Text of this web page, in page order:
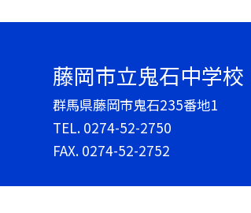
藤岡市立鬼石中学校
群馬県藤岡市鬼石235番地1
TEL. 0274-52-2750
FAX. 0274-52-2752